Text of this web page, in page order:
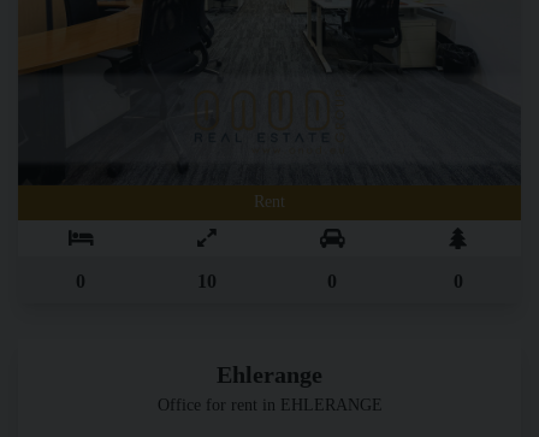
Rent
0 10 0 0
Ehlerange
Office for rent in EHLERANGE